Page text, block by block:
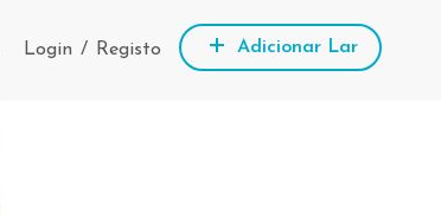
Login / Registo Adicionar Lar